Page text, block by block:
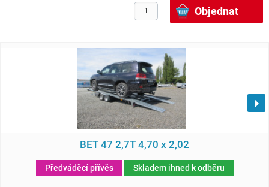
BET 47 2,7T 4,70 x 2,02
Předváděcí přívěs Skladem ihned k odběru